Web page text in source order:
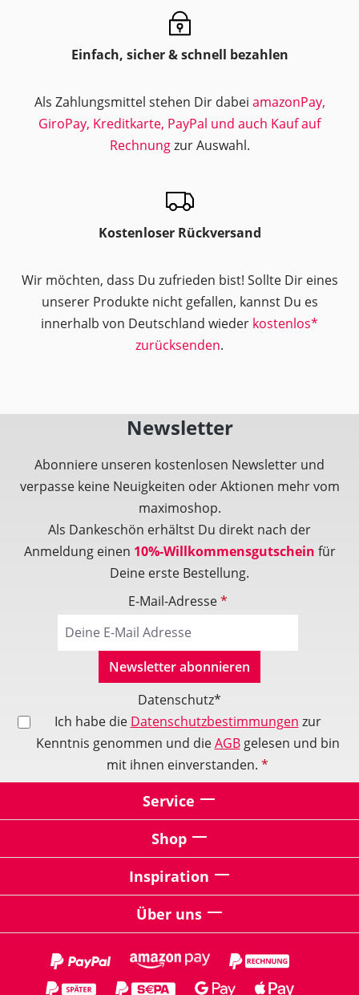
Einfach, sicher & schnell bezahlen
Als Zahlungsmittel stehen Dir dabei amazonPay,
GiroPay, Kreditkarte, PayPal und auch Kauf auf
Rechnungzur Auswahl.
Kostenloser Rückversand
Wir möchten, dass Du zufrieden bist! Sollte Dir eines
unserer Produkte nicht gefallen, kannst Du es
innerhalb von Deutschland wieder kostenlos*
zurücksenden.
Newsletter
Abonniere unseren kostenlosen Newsletter und
verpasse keine Neuigkeiten oder Aktionen mehr vom
maximoshop.
Als Dankeschön erhältst Du direkt nach der
Anmeldung einen 10%-Willkommensgutschein für
Deine erste Bestellung.
E-Mail-Adresse*
Newsletter abonnieren
Datenschutz*
Ich habe die Datenschutzbestimmungen zur
Kenntnis genommen und dieAGBgelesen und bin
mit ihnen einverstanden. *
Service
Shop
Inspiration
Über uns